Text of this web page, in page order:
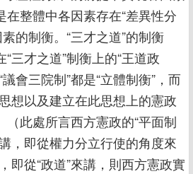
在整體中各因素存在“差異性分
的制衡。“三才之道”的制衡
“三才之道”制衡上的“王道政
會三院制”都是“立體制衡”，而
想以及建立在此思想上的憲政
（此處所言西方憲政的“平面制
，即從權力分立行使的角度來
即從“政道”來講，則西方憲政實